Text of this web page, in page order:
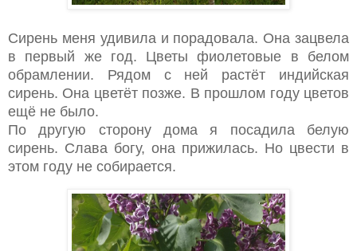
Сирень меня удивила и порадовала. Она зацвела
в первый же год. Цветы фиолетовые в белом
обрамлении. Рядом с ней растёт индийская
сирень. Она цветёт позже. В прошлом году цветов
ещё не было.
По другую сторону дома я посадила белую
сирень. Слава богу, она прижилась. Но цвести в
этом году не собирается.